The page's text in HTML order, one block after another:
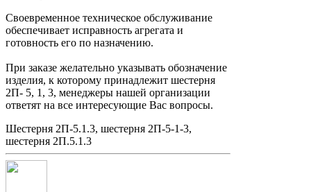
Своевременное техническое обслуживание
обеспечивает исправность агрегата и
готовность его по назначению.
При заказе желательно указывать обозначение
изделия, к которому принадлежит шестерня
2П- 5, 1, 3, менеджеры нашей организации
ответят на все интересующие Вас вопросы.
Шестерня 2П-5.1.3, шестерня 2П-5-1-3,
шестерня 2П.5.1.3